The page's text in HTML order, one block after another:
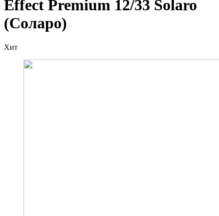
Effect Premium 12/33 Solaro
(Соларо)
Хит